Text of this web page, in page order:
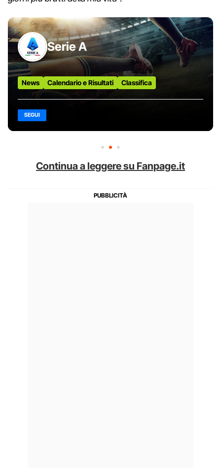
Serie A
News Calendario e Risultati Classifica
SEGUI
Continua a leggere su Fanpage.it